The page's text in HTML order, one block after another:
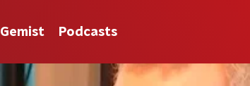
Gemist Podcasts